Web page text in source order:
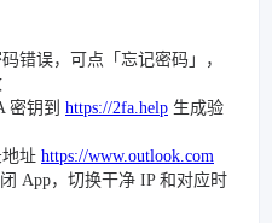
错误，可点「忘记密码」，
密钥到 https://2fa.help 生成验
址 https://www.outlook.com
App，切换干净 IP 和对应时